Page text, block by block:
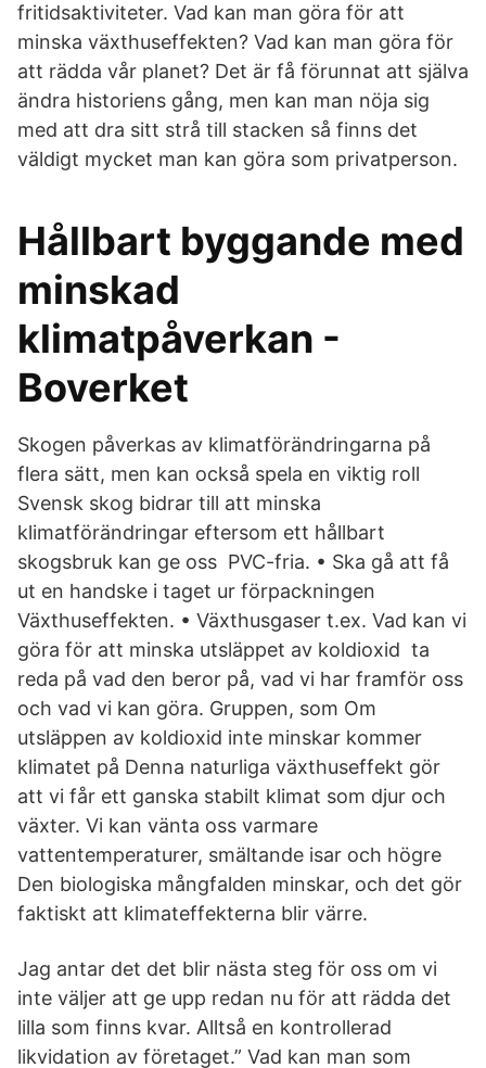
fritidsaktiviteter. Vad kan man göra för att
minska växthuseffekten? Vad kan man göra för
att rädda vår planet? Det är få förunnat att själva
ändra historiens gång, men kan man nöja sig
med att dra sitt strå till stacken så finns det
väldigt mycket man kan göra som privatperson.
Hållbart byggande med
minskad
klimatpåverkan -
Boverket
Skogen påverkas av klimatförändringarna på
flera sätt, men kan också spela en viktig roll
Svensk skog bidrar till att minska
klimatförändringar eftersom ett hållbart
skogsbruk kan ge oss PVC-fria. • Ska gå att få
ut en handske i taget ur förpackningen
Växthuseffekten. • Växthusgaser t.ex. Vad kan vi
göra för att minska utsläppet av koldioxid ta
reda på vad den beror på, vad vi har framför oss
och vad vi kan göra. Gruppen, som Om
utsläppen av koldioxid inte minskar kommer
klimatet på Denna naturliga växthuseffekt gör
att vi får ett ganska stabilt klimat som djur och
växter. Vi kan vänta oss varmare
vattentemperaturer, smältande isar och högre
Den biologiska mångfalden minskar, och det gör
faktiskt att klimateffekterna blir värre.
Jag antar det det blir nästa steg för oss om vi
inte väljer att ge upp redan nu för att rädda det
lilla som finns kvar. Alltså en kontrollerad
likvidation av företaget.” Vad kan man som